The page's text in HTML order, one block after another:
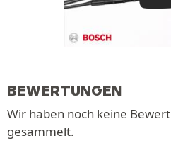
BEWERTUNGEN
Wir haben noch keine
gesammelt.